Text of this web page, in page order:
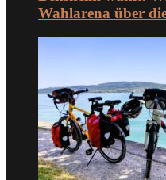
Wahlarena über